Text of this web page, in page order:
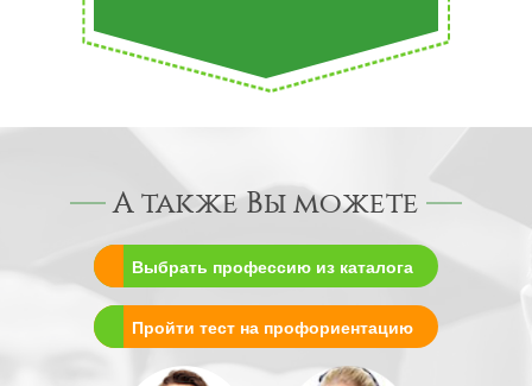
А также Вы можете
Выбрать профессию из каталога
Пройти тест на профориентацию